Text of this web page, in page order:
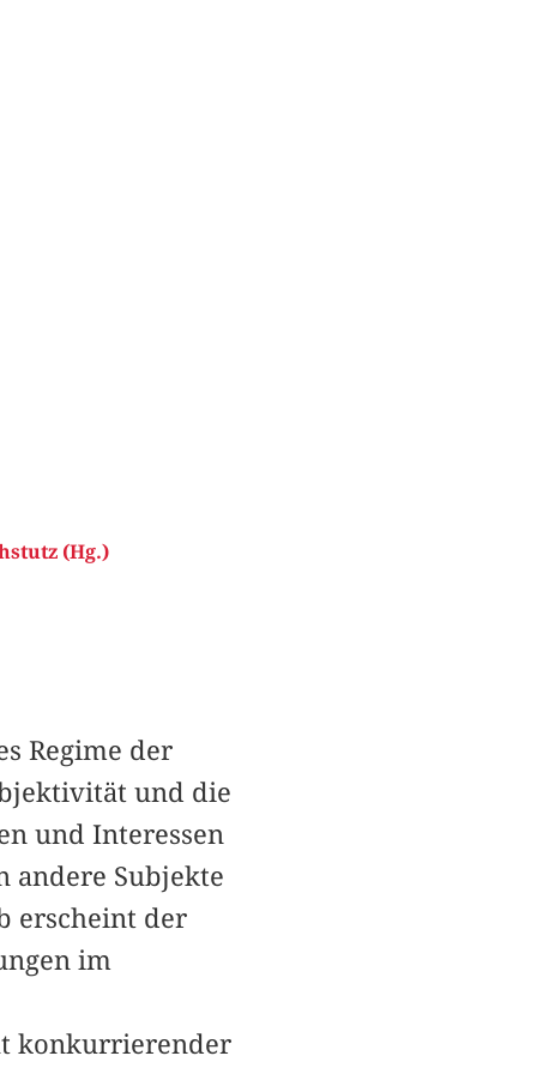
(Hg.)
Regime der
und die
und Interessen
andere Subjekte
erscheint der
im
konkurrierender